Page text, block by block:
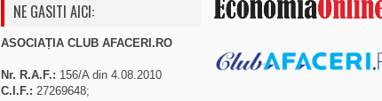
NE GASITI AICI:
ASOCIAȚIA CLUB AFACERI.RO
Nr. R.A.F.: 156/A din 4.08.2010
C.I.F.: 27269648;